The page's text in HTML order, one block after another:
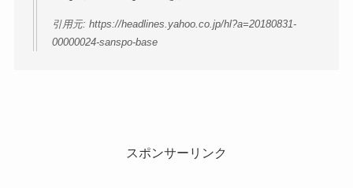
引用元: https://headlines.yahoo.co.jp/hl?a=20180831-
00000024-sanspo-base
スポンサーリンク